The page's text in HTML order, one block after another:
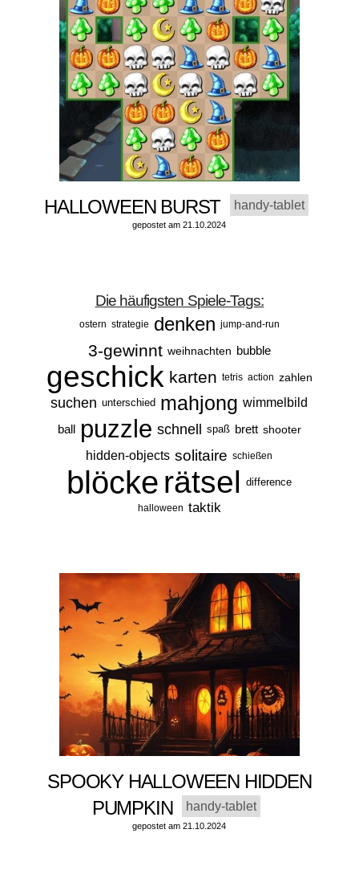
HALLOWEEN BURST handy-tablet
gepostet am 21.10.2024
Die häufigsten Spiele-Tags:
ostern strategie denken jump-and-run
3-gewinnt weihnachten bubble
geschick karten tetris action zahlen
suchen unterschied mahjong wimmelbild
ball puzzle schnell spaß brett shooter
hidden-objects solitaire schießen
blöcke rätsel difference
halloween taktik
SPOOKY HALLOWEEN HIDDEN
PUMPKIN
handy-tablet
gepostet am 21.10.2024